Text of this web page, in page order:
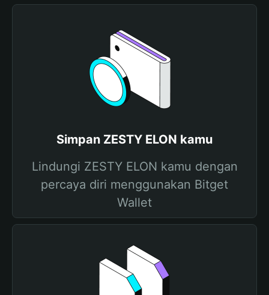
Simpan ZESTY ELON kamu
Lindungi ZESTY ELON kamu dengan
percaya diri menggunakan Bitget
Wallet